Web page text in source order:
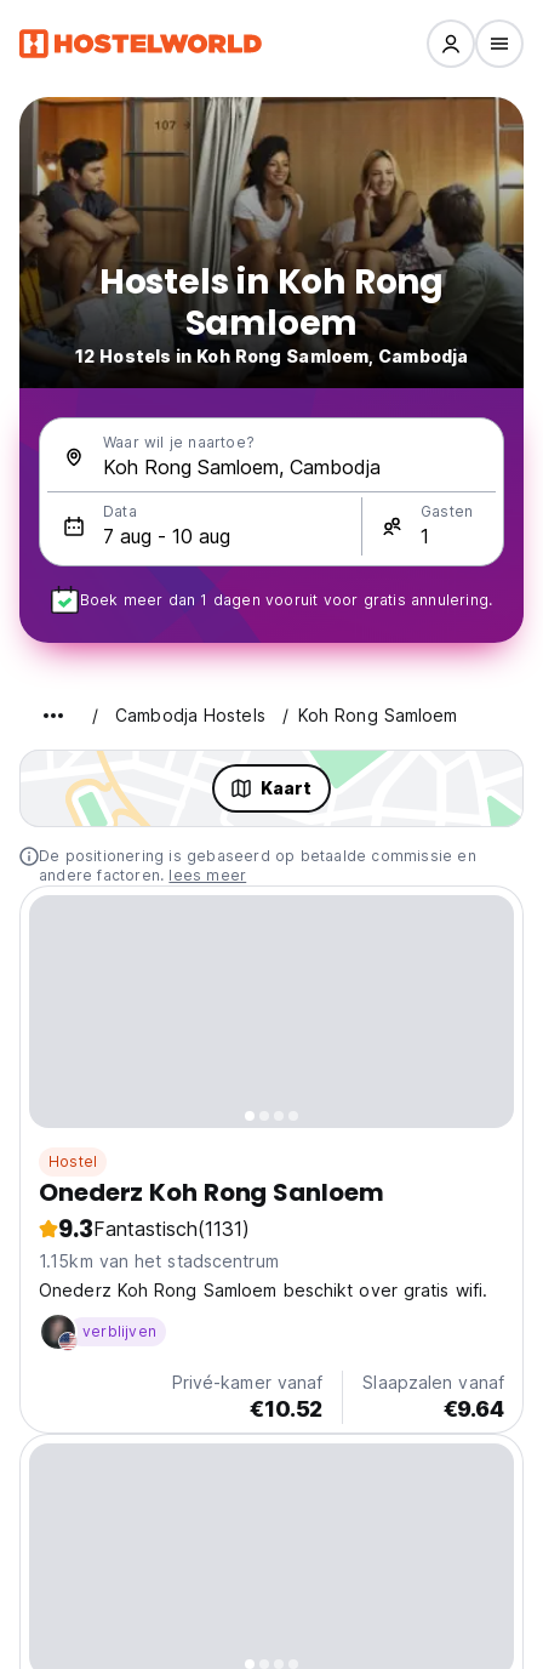
Hostels in Koh Rong
Samloem
12 Hostels in Koh Rong Samloem, Cambodja
Waar wil je naartoe?
Data Gasten
Boek meer dan 1 dagen vooruit voor gratis annulering.
Cambodja Hostels Koh Rong Samloem
Kaart
De positionering is gebaseerd op betaalde commissie en
andere factoren. lees meer
Hostel
Onederz Koh Rong Sanloem
9.3Fantastisch(1131)
1.15km van het stadscentrum
Onederz Koh Rong Samloem beschikt over gratis wifi.
verblijven
Privé-kamer vanaf
€10.52
Slaapzalen vanaf
€9.64